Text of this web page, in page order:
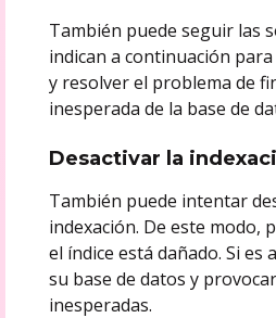
También puede seguir las
indican a continuación
y resolver el problema de
inesperada de la base de
Desactivar la
También puede intentar
indexación. De este modo,
el índice está dañado. Si es
su base de datos y
inesperadas.